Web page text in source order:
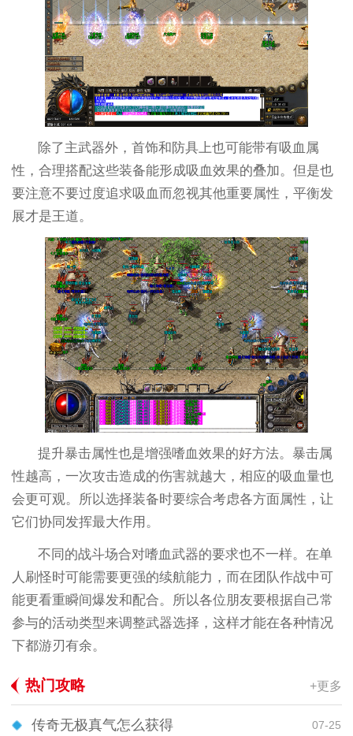
除了主武器外，首饰和防具上也可能带有吸血属
性，合理搭配这些装备能形成吸血效果的叠加。但是也
要注意不要过度追求吸血而忽视其他重要属性，平衡发
展才是王道。
提升暴击属性也是增强嗜血效果的好方法。暴击属
性越高，一次攻击造成的伤害就越大，相应的吸血量也
会更可观。所以选择装备时要综合考虑各方面属性，让
它们协同发挥最大作用。
不同的战斗场合对嗜血武器的要求也不一样。在单
人刷怪时可能需要更强的续航能力，而在团队作战中可
能更看重瞬间爆发和配合。所以各位朋友要根据自己常
参与的活动类型来调整武器选择，这样才能在各种情况
下都游刃有余。
热门攻略 +更多
传奇无极真气怎么获得 07-25